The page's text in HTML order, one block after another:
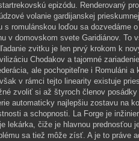
epizódu. Renderovaný
volanie gardijanskej
s romulánskou loďou sa dozvedáme
v domovskom svete Garidiánov. To
zvitku je len prvý krokom k
Chodakov a tajomné
ale pochopiteľne i Romuláni a
v rámci tejto linearity existuje
zvoliť si až štyroch členov
automaticky najlepšiu zostavu na
a schopnosti. La Forge je
lekárka, čiže je hlavnou prednosťou
sa tiež môže zísť. A je to práve